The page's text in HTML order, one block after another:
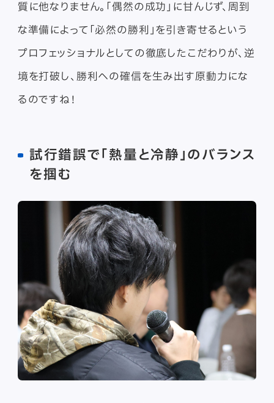
質に他なりません。「偶然の成功」に甘んじず、周到
な準備によって「必然の勝利」を引き寄せるという
プロフェッショナルとしての徹底したこだわりが、逆
境を打破し、勝利への確信を生み出す原動力にな
るのですね！
試行錯誤で「熱量と冷静」のバランス
を掴む